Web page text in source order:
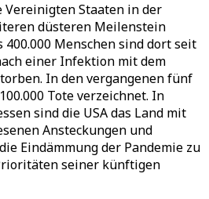
Vereinigten Staaten in der
düsteren Meilenstein
Menschen sind dort seit
einer Infektion mit dem
In den vergangenen fünf
Tote verzeichnet. In
sind die USA das Land mit
Ansteckungen und
Eindämmung der Pandemie zu
seiner künftigen